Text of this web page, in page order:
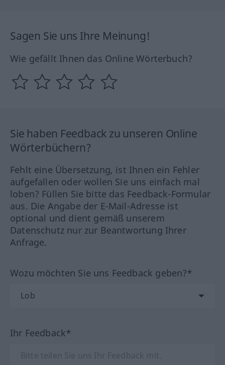
Sagen Sie uns Ihre Meinung!
Wie gefällt Ihnen das Online Wörterbuch?
Sie haben Feedback zu unseren Online
Wörterbüchern?
Fehlt eine Übersetzung, ist Ihnen ein Fehler
aufgefallen oder wollen Sie uns einfach mal
loben? Füllen Sie bitte das Feedback-Formular
aus. Die Angabe der E-Mail-Adresse ist
optional und dient gemäß unserem
Datenschutz nur zur Beantwortung Ihrer
Anfrage.
Wozu möchten Sie uns Feedback geben?*
Ihr Feedback*